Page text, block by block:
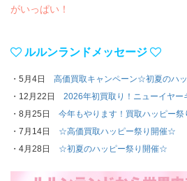
がいっぱい！
ルルンランドメッセージ
・5月4日 高価買取キャンペーン☆初夏のハッ
・12月22日 2026年初買取り！ニューイヤー
・8月25日 今年もやります！買取ハッピー祭
・7月14日 ☆高価買取ハッピー祭り開催☆
・4月28日 ☆初夏のハッピー祭り開催☆